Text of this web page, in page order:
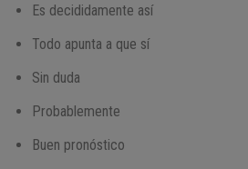
Es decididamente así
Todo apunta a que sí
Sin duda
Probablemente
Buen pronóstico